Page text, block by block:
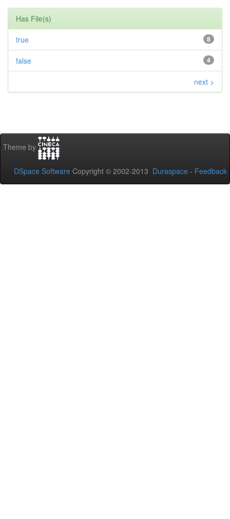
Has File(s)
8
true
4
false
next >
Theme by
DSpace Software Copyright © 2002-2013 Duraspace - Feedback